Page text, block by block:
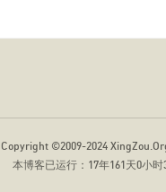
Copyright ©2009-2024
本博客已运行： 17年161天0小时